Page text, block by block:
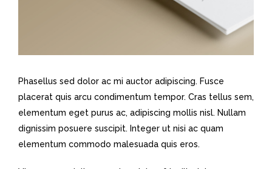
Phasellus sed dolor ac mi auctor adipiscing. Fusce
placerat quis arcu condimentum tempor. Cras tellus sem,
elementum eget purus ac, adipiscing mollis nisl. Nullam
dignissim posuere suscipit. Integer ut nisi ac quam
elementum commodo malesuada quis eros.